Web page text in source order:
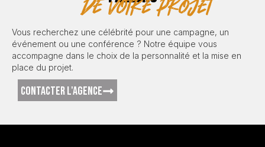
de votre projet
Vous recherchez une célébrité pour une campagne, un
événement ou une conférence ? Notre équipe vous
accompagne dans le choix de la personnalité et la mise en
place du projet.
CONTACTER L'AGENCE